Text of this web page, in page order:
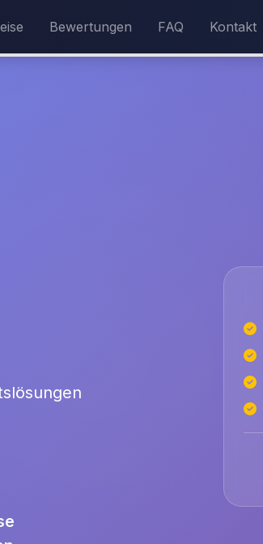
Bewertungen FAQ Kontakt